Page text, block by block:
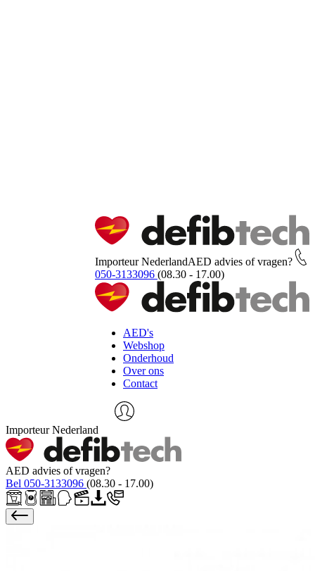
Importeur NederlandAED advies of vragen?
050-3133096 (08.30 - 17.00)
AED's
Webshop
Onderhoud
Over ons
Contact
Importeur Nederland
AED advies of vragen?
Bel 050-3133096 (08.30 - 17.00)